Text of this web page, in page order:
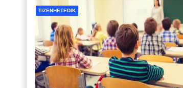
TIZENHETEDIK